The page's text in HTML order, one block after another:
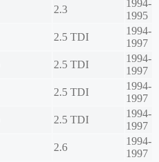
2.3
1994-
1995
2.5 TDI
1994-
1997
2.5 TDI
1994-
1997
2.5 TDI
1994-
1997
2.5 TDI
1994-
1997
2.6
1994-
1997